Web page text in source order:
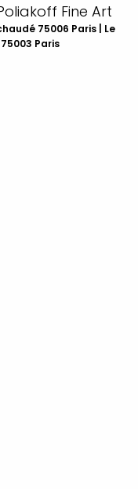
Fine Art
75006 Paris | Le
Paris